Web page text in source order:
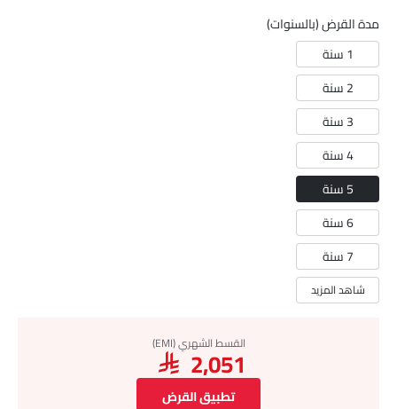
مدة القرض (بالسنوات)
1 سنة
2 سنة
3 سنة
4 سنة
5 سنة
6 سنة
7 سنة
شاهد المزيد
القسط الشهري (EMI)
SAR 2,051
تطبيق القرض